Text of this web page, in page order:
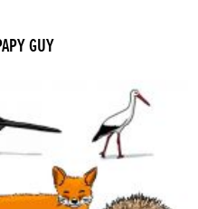
GUY